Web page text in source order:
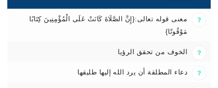
معنى قوله تعالى:{إِنَّ الصَّلَاةَ كَانَتْ عَلَى الْمُؤْمِنِينَ كِتَابًا
مَوْقُوتًا}
الخوف من تحقق الرؤيا
دعاء المطلقة أن يرد الله إليها طليقها